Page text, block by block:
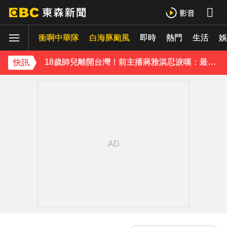
衝啊中華隊 白海豚颱風 即時 熱門 生活
快訊
台灣讀1科系「後悔率」高達56% 過來人吐心聲
《理財達人秀》X 安聯投信免費講座報名中！搶先卡位 2027
18歲帥兒離開台灣！前主播蔣雅淇忍淚嘆：最難放手的是媽媽